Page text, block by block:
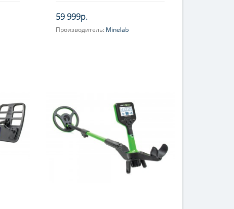
59 999р.
Производитель: Minelab